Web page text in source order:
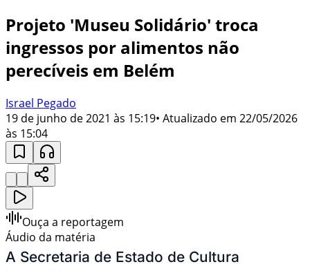
Projeto 'Museu Solidário' troca
ingressos por alimentos não
perecíveis em Belém
Israel Pegado
19 de junho de 2021 às 15:19• Atualizado em 22/05/2026
às 15:04
Ouça a reportagem
Áudio da matéria
A Secretaria de Estado de Cultura